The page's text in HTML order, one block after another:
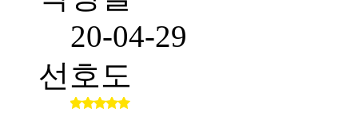
20-04-29
선호도